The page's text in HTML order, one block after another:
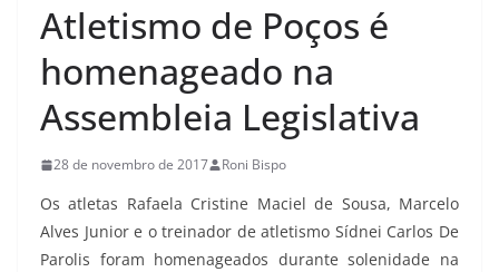
Atletismo de Poços é
homenageado na
Assembleia Legislativa
28 de novembro de 2017 Roni Bispo
Os atletas Rafaela Cristine Maciel de Sousa, Marcelo
Alves Junior e o treinador de atletismo Sídnei Carlos De
Parolis foram homenageados durante solenidade na